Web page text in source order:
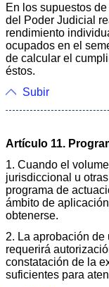
En los supuestos
del Poder Judicial
rendimiento
ocupados en el
de calcular el
éstos.
Subir
Artículo 11.
1. Cuando el
jurisdiccional u
programa de
ámbito de
obtenerse.
2. La aprobación
requerirá
constatación de la
suficientes para